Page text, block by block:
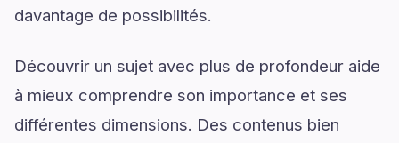
davantage de possibilités.
Découvrir un sujet avec plus de profondeur aide
à mieux comprendre son importance et ses
différentes dimensions. Des contenus bien